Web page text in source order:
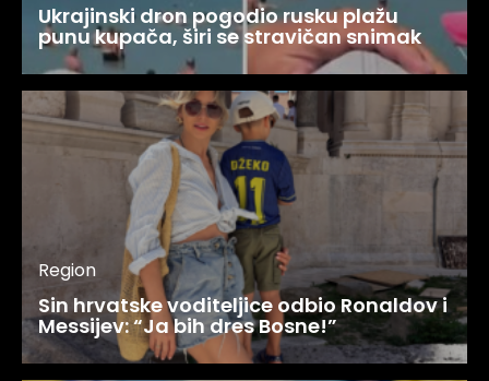
Ukrajinski dron pogodio rusku plažu
punu kupača, širi se stravičan snimak
Region
Sin hrvatske voditeljice odbio Ronaldov i
Messijev: “Ja bih dres Bosne!”